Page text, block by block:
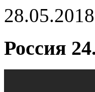
28.05.2018
Россия